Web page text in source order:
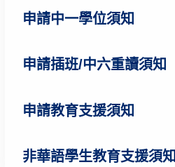
申請中一學位須知
申請插班/中六重讀須知
申請教育支援須知
非華語學生教育支援須知